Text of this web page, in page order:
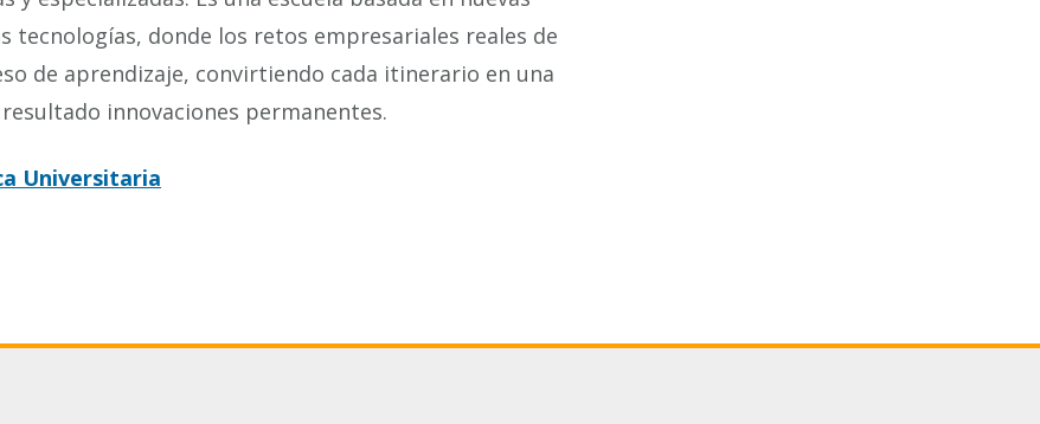
tecnologías, donde los retos empresariales reales de
de aprendizaje, convirtiendo cada itinerario en una
innovaciones permanentes.
Universitaria